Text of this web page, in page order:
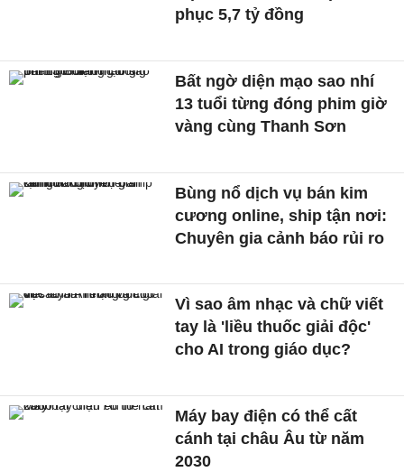
phục 5,7 tỷ đồng
Bất ngờ diện mạo sao nhí
13 tuổi từng đóng phim giờ
vàng cùng Thanh Sơn
Bùng nổ dịch vụ bán kim
cương online, ship tận nơi:
Chuyên gia cảnh báo rủi ro
Vì sao âm nhạc và chữ viết
tay là 'liều thuốc giải độc'
cho AI trong giáo dục?
Máy bay điện có thể cất
cánh tại châu Âu từ năm
2030